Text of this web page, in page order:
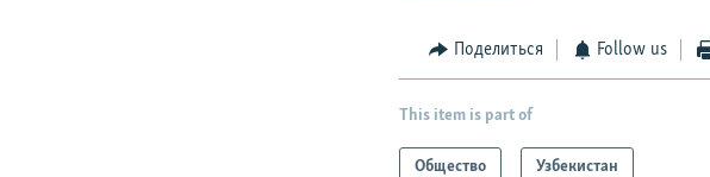
Поделиться Follow us
This item is part of
Общество Узбекистан